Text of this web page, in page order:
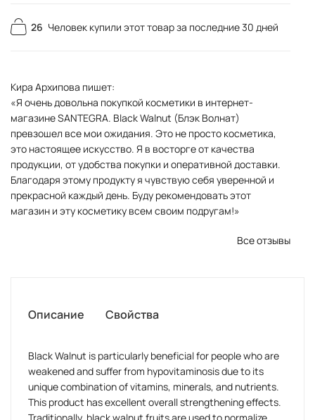
26 Человек купили этот товар за последние 30 дней
Кира Архипова пишет:
«Я очень довольна покупкой косметики в интернет-
магазине SANTEGRA. Black Walnut (Блэк Волнат)
превзошел все мои ожидания. Это не просто косметика,
это настоящее искусство. Я в восторге от качества
продукции, от удобства покупки и оперативной доставки.
Благодаря этому продукту я чувствую себя уверенной и
прекрасной каждый день. Буду рекомендовать этот
магазин и эту косметику всем своим подругам!»
Все отзывы
Описание Свойства
Black Walnut is particularly beneficial for people who are
weakened and suffer from hypovitaminosis due to its
unique combination of vitamins, minerals, and nutrients.
This product has excellent overall strengthening effects.